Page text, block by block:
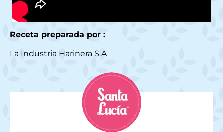
Receta preparada por :
La Industria Harinera S.A